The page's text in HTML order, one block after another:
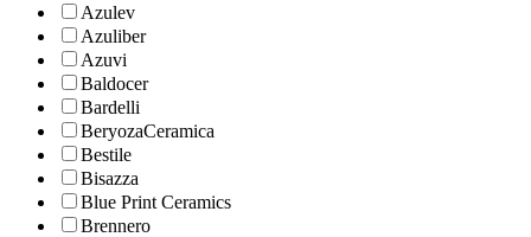
Azulev
Azuliber
Azuvi
Baldocer
Bardelli
BeryozaCeramica
Bestile
Bisazza
Blue Print Ceramics
Brennero